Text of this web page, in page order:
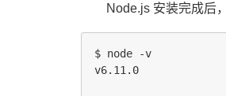
Node.js 安装完成后
$ node -v
v6.11.0